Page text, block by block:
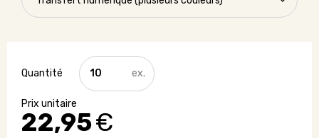
22,95€
quantité
de
Sac
dos
enroulable